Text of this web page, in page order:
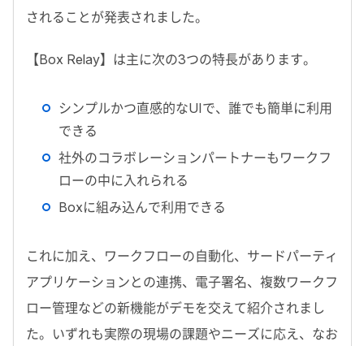
されることが発表されました。
【Box Relay】は主に次の3つの特長があります。
シンプルかつ直感的なUIで、誰でも簡単に利用
できる
社外のコラボレーションパートナーもワークフ
ローの中に入れられる
Boxに組み込んで利用できる
これに加え、ワークフローの自動化、サードパーティ
アプリケーションとの連携、電子署名、複数ワークフ
ロー管理などの新機能がデモを交えて紹介されまし
た。いずれも実際の現場の課題やニーズに応え、なお